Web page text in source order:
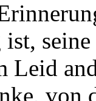
Leid
von